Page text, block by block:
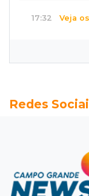
17:32 Veja
Nova lei
Quatro
Idoso sofre
provoca
Redes